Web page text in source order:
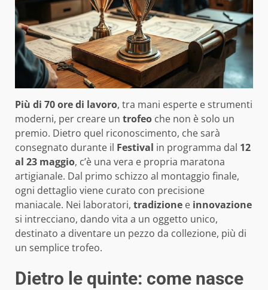
Più di 70 ore di lavoro, tra mani esperte e strumenti
moderni, per creare un trofeo che non è solo un
premio. Dietro quel riconoscimento, che sarà
consegnato durante il Festival in programma dal 12
al 23 maggio, c’è una vera e propria maratona
artigianale. Dal primo schizzo al montaggio finale,
ogni dettaglio viene curato con precisione
maniacale. Nei laboratori, tradizione e innovazione
si intrecciano, dando vita a un oggetto unico,
destinato a diventare un pezzo da collezione, più di
un semplice trofeo.
Dietro le quinte: come nasce